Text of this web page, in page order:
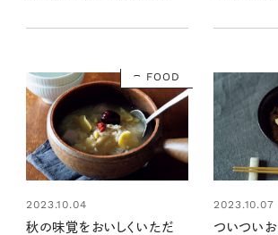
FOOD
2023.10.04
秋の味覚をおいしくいただ
2023.10.07
ついついお